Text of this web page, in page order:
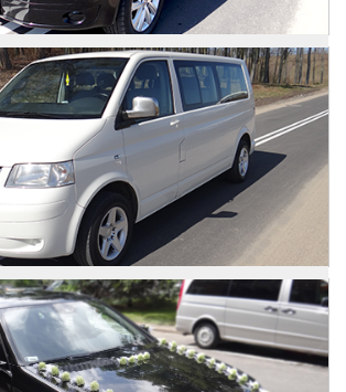
VW Caravelle
VW Caravelle
Zdjęcia